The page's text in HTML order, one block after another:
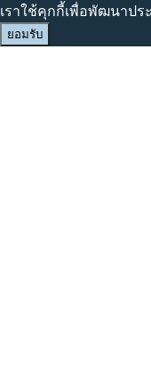
เราใช้คุกกี้เพื่อพัฒนาป
ยอมรับ